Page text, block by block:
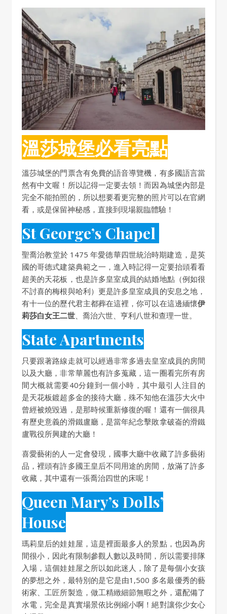
溫莎城堡必看亮點
溫莎城堡的門票含有免費的語音導覽機，有多國語言當
然有中文喔！所以記得一定要去領！而因為城堡內部是
完全不能拍照的，所以想要看更完整的照片可以在官網
看，或是保留神秘感，直接到現場親臨體驗！
St George’s Chapel
聖喬治教堂於 1475 年愛德華四世統治時期建造，是英
國的哥德式建築典範之一，進入時記得一定要抬頭看看
超美的天花板，也是許多皇室成員的結婚地點（例如很
不討喜的梅根與哈利）更是許多皇室成員的安息之地，
有十一位的歷代君主都葬在這裡，你可以在這邊緬懷伊
莉莎白女王二世 、喬治六世、亨利八世和查理一世。
State Apartments
只要跟著路線走就可以經過非常多過去皇室成員的房間
以及大廳，非常華麗也有許多蒐藏，這一圈看完所有房
間大概就需要40分鐘到一個小時，其中最引人注目的
是天花板鍍超多金的接待大廳，殊不知他在溫莎大火中
曾經被燒毀過，是那時候重新修復的喔！還有一個很具
有歷史意義的滑鐵盧廳，是當年紀念擊敗拿破崙的滑鐵
盧戰役所興建的大廳！
喜愛藝術的人一定會發現，國事大廳中收藏了許多藝術
品，裡頭有許多國王皇后不同用途的房間，放滿了許多
收藏，其中還有一張喬治四世的床呢！
Queen Mary’s Dolls’
House
瑪莉皇后的娃娃屋，這是裡面最多人的景點，也因為房
間很小，因此有限制參觀人數以及時間，所以需要排隊
入場，這個娃娃屋之所以如此迷人，除了是每個小女孩
的夢想之外，最特別的是它是由1,500 多名最優秀的藝
術家、工匠所製造，做工精緻細節無暇之外，還配備了
水電，完全是真實場景依比例縮小啊！絕對讓你少女心